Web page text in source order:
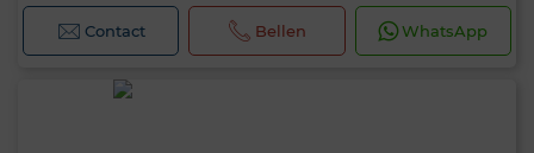
Contact Bellen WhatsApp